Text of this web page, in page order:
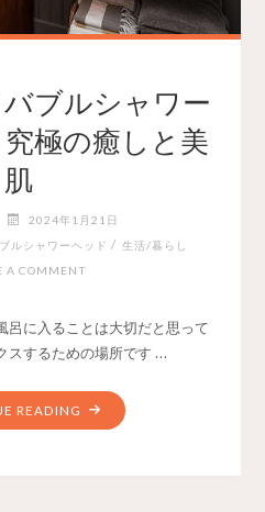
ブルシャワー
極の癒しと美
肌
2024年1月21日
ルシャワーヘッド / 生活/暮らし
A COMMENT
呂に入ることは大切だと思って
スするための場所です …
READING